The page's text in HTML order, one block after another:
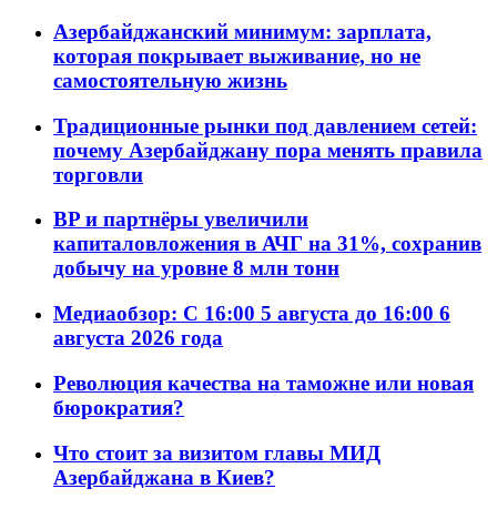
Азербайджанский минимум: зарплата,
которая покрывает выживание, но не
самостоятельную жизнь
Традиционные рынки под давлением сетей:
почему Азербайджану пора менять правила
торговли
BP и партнёры увеличили
капиталовложения в АЧГ на 31%, сохранив
добычу на уровне 8 млн тонн
Медиаобзор: С 16:00 5 августа до 16:00 6
августа 2026 года
Революция качества на таможне или новая
бюрократия?
Что стоит за визитом главы МИД
Азербайджана в Киев?